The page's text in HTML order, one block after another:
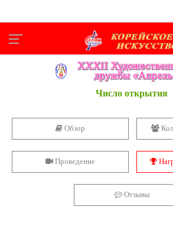
Число открытия
Обзор
Проведение
Отзывы